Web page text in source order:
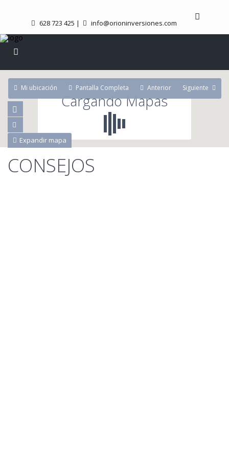
628 723 425 | info@orioninversiones.com
Cargando Mapas
Expandir mapa
Mi ubicación Pantalla Completa Anterior Siguiente
CONSEJOS